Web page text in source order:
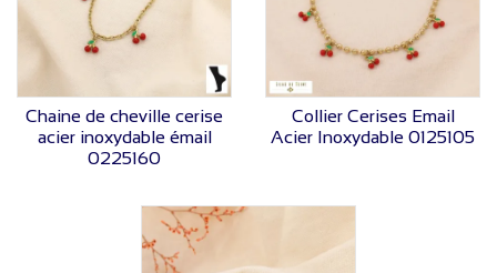
VOIR LE PRIX
Chaine de cheville cerise
acier inoxydable émail
0225160
VOIR LE PRIX
Collier Cerises Email
Acier Inoxydable 0125105